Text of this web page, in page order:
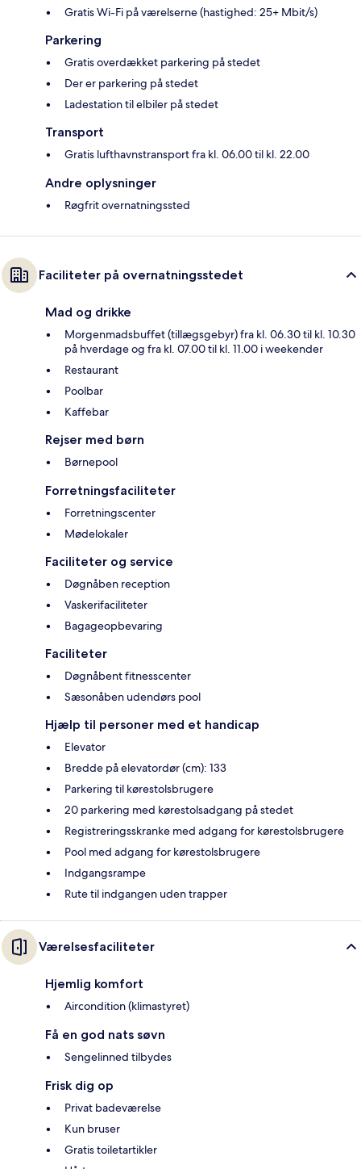
Gratis Wi-Fi på værelserne (hastighed: 25+ Mbit/s)
Parkering
Gratis overdækket parkering på stedet
Der er parkering på stedet
Ladestation til elbiler på stedet
Transport
Gratis lufthavnstransport fra kl. 06.00 til kl. 22.00
Andre oplysninger
Røgfrit overnatningssted
Faciliteter på overnatningsstedet
Mad og drikke
Morgenmadsbuffet (tillægsgebyr) fra kl. 06.30 til kl. 10.30
på hverdage og fra kl. 07.00 til kl. 11.00 i weekender
Restaurant
Poolbar
Kaffebar
Rejser med børn
Børnepool
Forretningsfaciliteter
Forretningscenter
Mødelokaler
Faciliteter og service
Døgnåben reception
Vaskerifaciliteter
Bagageopbevaring
Faciliteter
Døgnåbent fitnesscenter
Sæsonåben udendørs pool
Hjælp til personer med et handicap
Elevator
Bredde på elevatordør (cm): 133
Parkering til kørestolsbrugere
20 parkering med kørestolsadgang på stedet
Registreringsskranke med adgang for kørestolsbrugere
Pool med adgang for kørestolsbrugere
Indgangsrampe
Rute til indgangen uden trapper
Værelsesfaciliteter
Hjemlig komfort
Aircondition (klimastyret)
Få en god nats søvn
Sengelinned tilbydes
Frisk dig op
Privat badeværelse
Kun bruser
Gratis toiletartikler